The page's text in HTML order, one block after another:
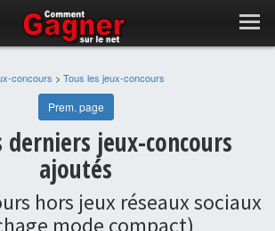
concours > Tous les jeux-concours
Prem. page
derniers jeux-concours
ajoutés
hors jeux réseaux sociaux
mode compact)